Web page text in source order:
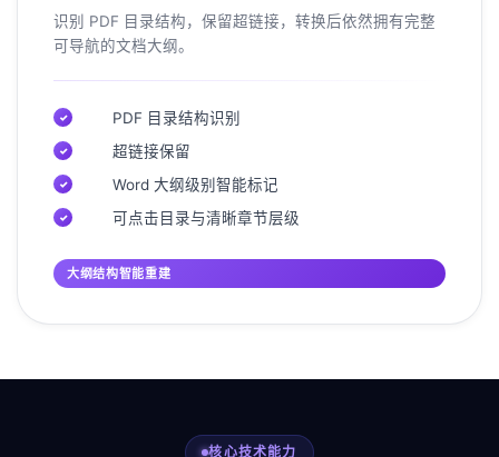
识别 PDF 目录结构，保留超链接，转换后依然拥有完整
可导航的文档大纲。
✓ PDF 目录结构识别
✓ 超链接保留
✓ Word 大纲级别智能标记
✓ 可点击目录与清晰章节层级
大纲结构智能重建
核心技术能力